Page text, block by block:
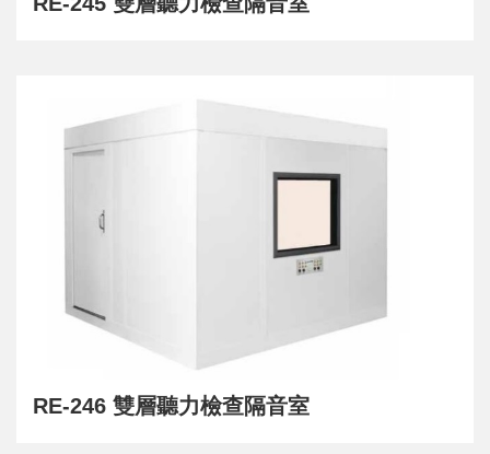
RE-246 雙層聽力檢查隔音室